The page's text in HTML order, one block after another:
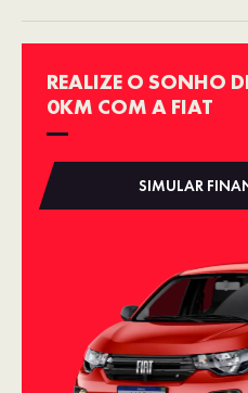
REALIZE O SONHO
0KM COM A FIAT
SIMULAR